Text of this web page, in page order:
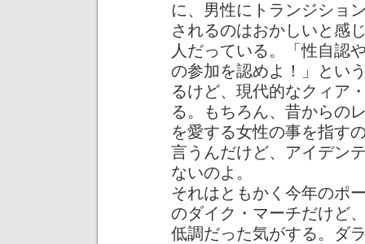
に、男性にトランジショ
されるのはおかしいと感
人だっている。「性自認
の参加を認めよ！」とい
るけど、現代的なクィア
る。もちろん、昔からの
を愛する女性の事を指す
言うんだけど、アイデン
ないのよ。
それはともかく今年のポ
のダイク・マーチだけど
低調だった気がする。ダ